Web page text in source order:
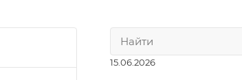
15.06.2026